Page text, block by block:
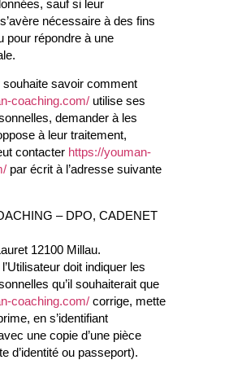
sauf si leur
nécessaire à des fins
pour répondre à une
souhaite savoir comment
coaching.com/ utilise ses
demander à les
à leur traitement,
contacter https://youman-
par écrit à l’adresse suivante
– DPO, CADENET
12100 Millau.
doit indiquer les
qu’il souhaiterait que
coaching.com/ corrige, mette
en s’identifiant
une copie d’une pièce
d’identité ou passeport).